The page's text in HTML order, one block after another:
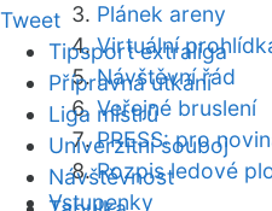
Plánek areny
Virtuální
Návštěvní řád
Veřejné bruslení
PRESS: pro
Rozpis ledové
Vstupenky
Tweet
Tipsport extraliga
Přípravná utkání
Liga mistrů
Univerzitní souboj
Návštěvnost